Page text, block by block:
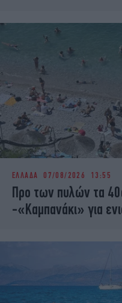
ΕΛΛΑΔΑ 07/08/2026 13:55
Προ των πυλών τα
-«Καμπανάκι» για